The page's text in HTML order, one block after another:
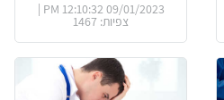
09/01/2023 12:10:32 PM |
צפיות: 1467